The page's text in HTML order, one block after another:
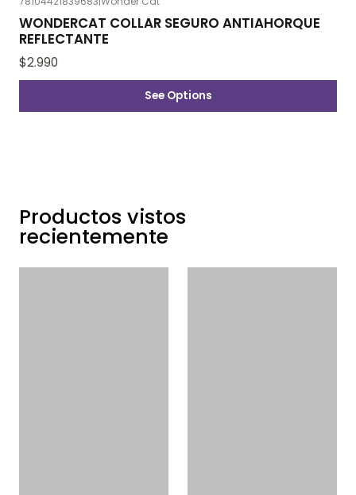
WONDERCAT COLLAR SEGURO ANTIAHORQUE
REFLECTANTE
$2.990
See Options
Productos vistos
recientemente